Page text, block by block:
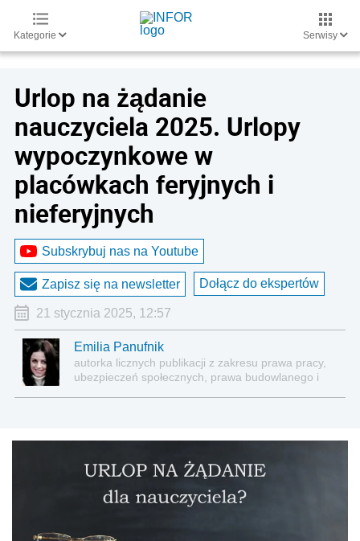
Kategorie Serwisy
Urlop na żądanie
nauczyciela 2025. Urlopy
wypoczynkowe w
placówkach feryjnych i
nieferyjnych
Subskrybuj nas na Youtube
Zapisz się na newsletter Dołącz do ekspertów
21 stycznia 2025, 12:57
Emilia Panufnik
autorka licznych publikacji z zakresu prawa pracy,
ubezpieczeń społecznych, prawa budowlanego i